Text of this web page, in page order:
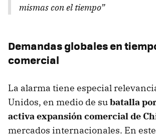
mismas con el tiempo”
Demandas globales en
comercial
La alarma tiene especial
Unidos, en medio de subatalla
activa expansión comercial de
mercados internacionales. En